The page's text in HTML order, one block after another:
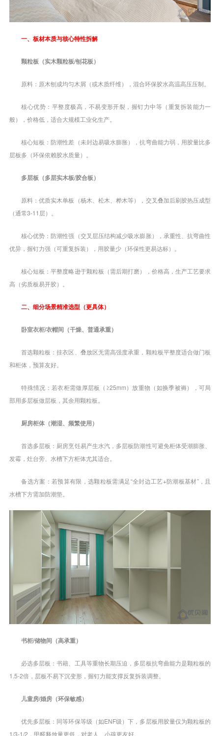
一、板材本质与核心特性拆解
颗粒板（实木颗粒板/刨花板）
原料：原木刨成均匀木屑（或木质纤维），混合环保胶水高温高压压制。
核心优势：平整度极高，不易变形开裂，握钉力中等（重复拆装能力一
般），价格低，适合大规模工业化生产。
核心短板：防潮性差（未封边易吸水膨胀），抗弯曲能力弱，用胶量比多
层板多（环保依赖胶水质量）。
多层板（多层实木板/胶合板）
原料：优质实木单板（杨木、松木、桦木等），交叉叠加后刷胶热压成型
（通常3-11层）。
核心优势：防潮性强（交叉层压结构减少吸水膨胀），承重性、抗弯曲性
优异，握钉力强（可重复拆装），用胶量少（环保性更易达标）。
核心短板：平整度略逊于颗粒板（需后期打磨），价格高，生产工艺要求
高（劣质板易开胶）。
二、细分场景精准选型（更具体）
卧室衣柜/衣帽间（干燥、普通承重）
首选颗粒板：挂衣区、叠放区无需高强度承重，颗粒板平整度适合做门板
和柜体，预算友好。
特殊情况：若衣柜需做厚层板（≥25mm）放重物（如换季被褥），可局
部用多层板做层板，其余用颗粒板。
厨房柜体（潮湿、频繁使用）
首选多层板：厨房烹饪易产生水汽，多层板防潮性可避免柜体受潮膨胀、
发霉，灶台旁、水槽下方柜体尤其适合。
备选方案：若预算有限，选颗粒板需满足“全封边工艺+防潮板基材”，且
水槽下方需加防潮垫。
书柜/储物间（高承重）
必选多层板：书籍、工具等重物长期压迫，多层板抗弯曲能力是颗粒板的
1.5-2倍，层板不易下沉变形，握钉力能支撑反复拆装调整。
儿童房/婚房（环保敏感）
优先多层板：同等环保等级（如ENF级）下，多层板用胶量仅为颗粒板的
1/3-1/2，甲醛释放量更低，对老人、小孩更友好。